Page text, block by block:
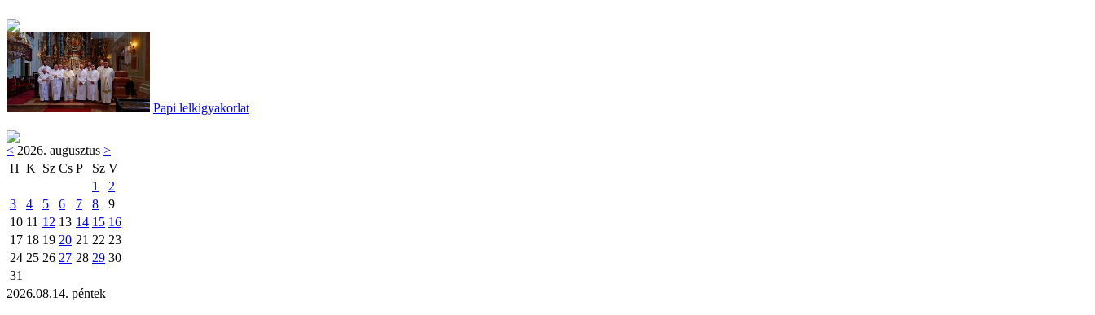
Papi lelkigyakorlat
< 2026. augusztus >
H K Sz Cs P Sz V
1
2
3
4 5 6 7 8
9
10 11 12 13 14 15 16
17 18 19 20 21 22 23
24 25 26 27 28 29 30
31
2026.08.14. péntek